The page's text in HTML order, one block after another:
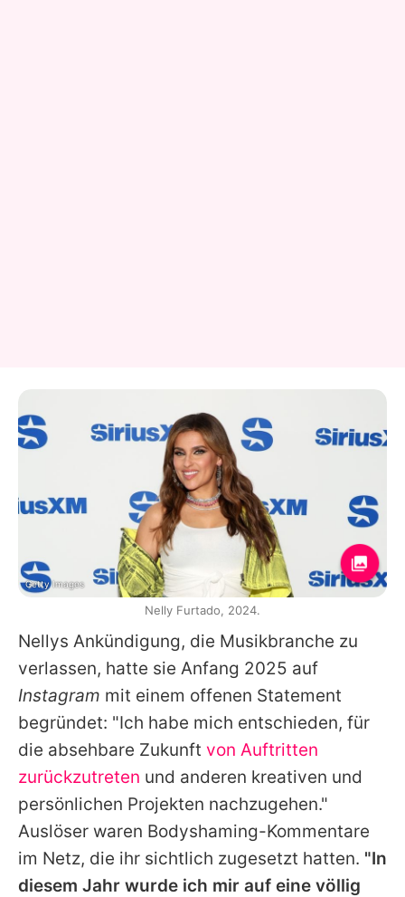
Nellys Ankündigung, die Musikbranche zu
verlassen, hatte sie Anfang 2025 auf
Instagram mit einem offenen Statement
begründet: "Ich habe mich entschieden, für
die absehbare Zukunft von Auftritten
zurückzutreten und anderen kreativen und
persönlichen Projekten nachzugehen."
Auslöser waren Bodyshaming-Kommentare
im Netz, die ihr sichtlich zugesetzt hatten. "In
diesem Jahr wurde ich mir auf eine völlig
Getty Images
Nelly Furtado, 2024.